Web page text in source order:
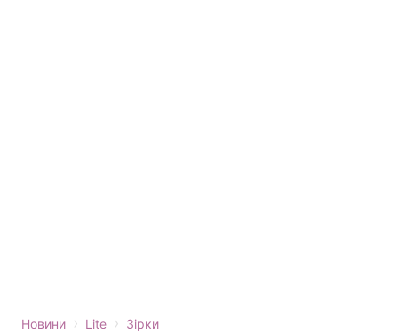
Новини › Lite › Зірки